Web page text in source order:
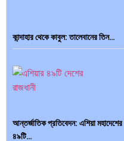
কান্দাহার থেকে কাবুল: তালেবানের তিন…
আন্তর্জাতিক প্রতিবেদন: এশিয়া মহাদেশের
৪৯টি…